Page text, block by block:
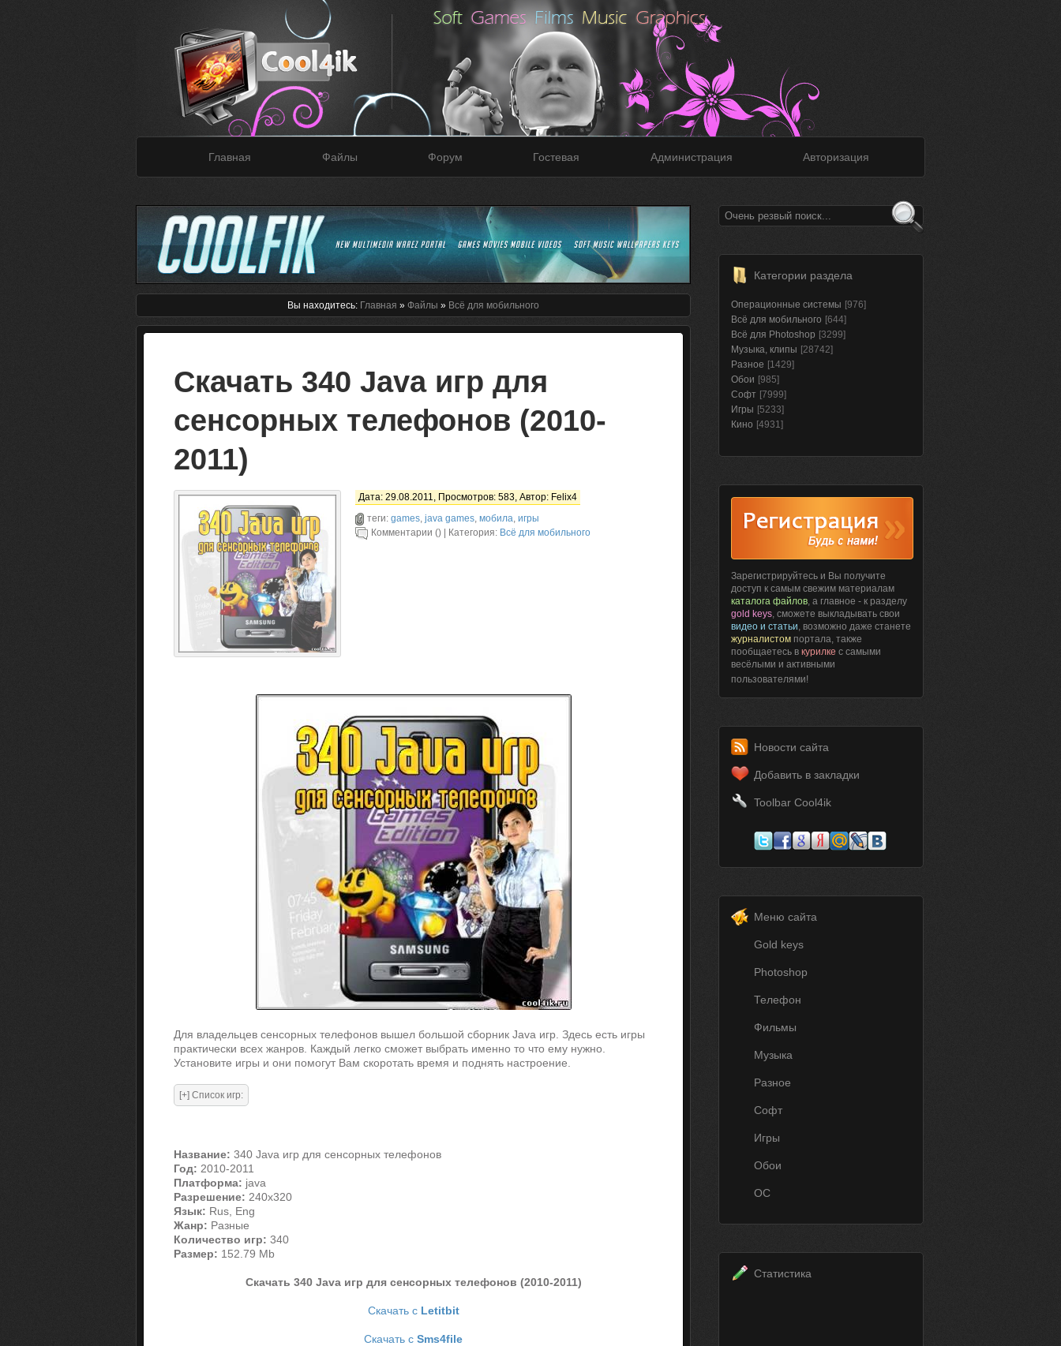
Главная Файлы Форум Гостевая Администрация Авторизация
Вы находитесь: Главная » Файлы » Всё для мобильного
Скачать 340 Java игр для
сенсорных телефонов (2010-
2011)
Дата: 29.08.2011, Просмотров: 583, Автор: Felix4
теги: games, java games, мобила, игры
Комментарии () | Категория: Всё для мобильного
Для владельцев сенсорных телефонов вышел большой сборник Java игр. Здесь есть игры
практически всех жанров. Каждый легко сможет выбрать именно то что ему нужно.
Установите игры и они помогут Вам скоротать время и поднять настроение.
Название: 340 Java игр для сенсорных телефонов
Год: 2010-2011
Платформа: java
Разрешение: 240x320
Язык: Rus, Eng
Жанр: Разные
Количество игр: 340
Размер: 152.79 Mb
Скачать 340 Java игр для сенсорных телефонов (2010-2011)
Скачать с Letitbit
Скачать с Sms4file
Категории раздела
Операционные системы [976]
Всё для мобильного [644]
Всё для Photoshop [3299]
Музыка, клипы [28742]
Разное [1429]
Обои [985]
Софт [7999]
Игры [5233]
Кино [4931]
Зарегистрируйтесь и Вы получите
доступ к самым свежим материалам
каталога файлов, а главное - к разделу
gold keys, сможете выкладывать свои
видео и статьи, возможно даже станете
журналистом портала, также
пообщаетесь в курилке с самыми
весёлыми и активными
пользователями!
Новости сайта
Добавить в закладки
Toolbar Cool4ik
Меню сайта
Gold keys
Photoshop
Телефон
Фильмы
Музыка
Разное
Софт
Игры
Обои
ОС
Статистика